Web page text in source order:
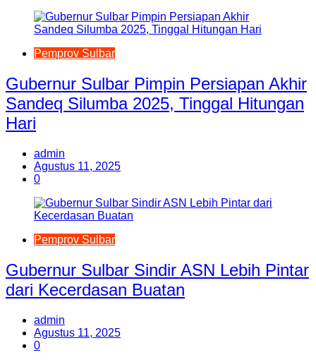
Pemprov Sulbar
Gubernur Sulbar Pimpin Persiapan Akhir
Sandeq Silumba 2025, Tinggal Hitungan
Hari
admin
Agustus 11, 2025
0
Pemprov Sulbar
Gubernur Sulbar Sindir ASN Lebih Pintar
dari Kecerdasan Buatan
admin
Agustus 11, 2025
0